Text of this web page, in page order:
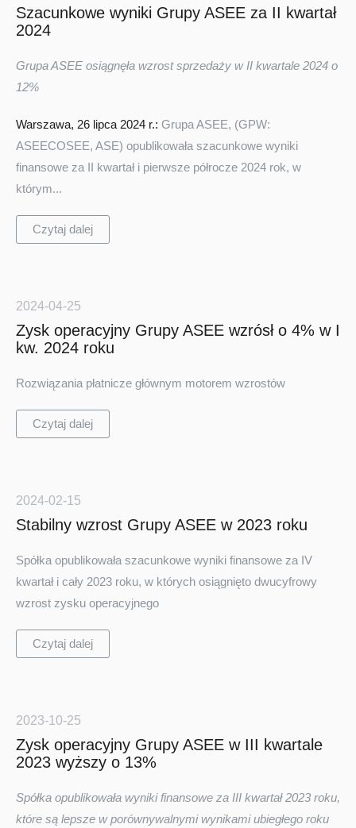
Szacunkowe wyniki Grupy ASEE za II kwartał
2024
Grupa ASEE osiągnęła wzrost sprzedaży w II kwartale 2024 o
12%
Warszawa, 26 lipca 2024 r.: Grupa ASEE, (GPW:
ASEECOSEE, ASE) opublikowała szacunkowe wyniki
finansowe za II kwartał i pierwsze półrocze 2024 rok, w
którym...
Czytaj dalej
2024-04-25
Zysk operacyjny Grupy ASEE wzrósł o 4% w I
kw. 2024 roku
Rozwiązania płatnicze głównym motorem wzrostów
Czytaj dalej
2024-02-15
Stabilny wzrost Grupy ASEE w 2023 roku
Spółka opublikowała szacunkowe wyniki finansowe za IV
kwartał i cały 2023 roku, w których osiągnięto dwucyfrowy
wzrost zysku operacyjnego
Czytaj dalej
2023-10-25
Zysk operacyjny Grupy ASEE w III kwartale
2023 wyższy o 13%
Spółka opublikowała wyniki finansowe za III kwartał 2023 roku,
które są lepsze w porównywalnymi wynikami ubiegłego roku